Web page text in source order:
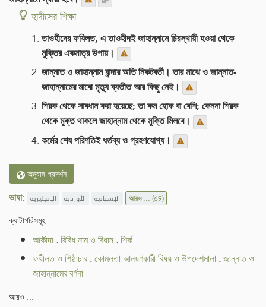
হাদীসের শিক্ষা
তাওহীদের ফযিলত, এ তাওহীদই জাহান্নামে চিরস্থায়ী হওয়া থেকে
মুক্তির একমাত্র উপায়।
জান্নাত ও জাহান্নাম বান্দার অতি নিকটবর্তী। তার মাঝে ও জান্নাত-
জাহান্নামের মাঝে মৃত্যু ব্যতীত আর কিছু নেই।
শিরক থেকে সাবধান করা হয়েছে; তা কম হোক বা বেশি; কেননা শিরক
থেকে মুক্ত থাকলে জাহান্নাম থেকে ‍মুক্তি মিলবে।
কর্মের শেষ পরিণতিই ধর্তব্য ও গ্রহণযোগ্য।
অনুবাদ প্রদর্শন
ভাষা: الإنجليزية الأوردية الإسبانية আরও ...(69)
ক্যাটাগরিসমূহ
আকীদা.বিবিধ নাম ও বিধান.শির্ক
ফযীলত ও শিষ্ঠাচার.কোমলতা আনয়ণকারী বিষয় ও উপদেশমালা.জান্নাত ও
জাহান্নামের বর্ণনা
আরও ...